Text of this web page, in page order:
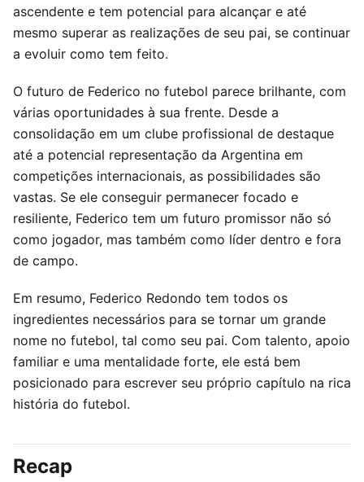
ascendente e tem potencial para alcançar e até
mesmo superar as realizações de seu pai, se continuar
a evoluir como tem feito.
O futuro de Federico no futebol parece brilhante, com
várias oportunidades à sua frente. Desde a
consolidação em um clube profissional de destaque
até a potencial representação da Argentina em
competições internacionais, as possibilidades são
vastas. Se ele conseguir permanecer focado e
resiliente, Federico tem um futuro promissor não só
como jogador, mas também como líder dentro e fora
de campo.
Em resumo, Federico Redondo tem todos os
ingredientes necessários para se tornar um grande
nome no futebol, tal como seu pai. Com talento, apoio
familiar e uma mentalidade forte, ele está bem
posicionado para escrever seu próprio capítulo na rica
história do futebol.
Recap